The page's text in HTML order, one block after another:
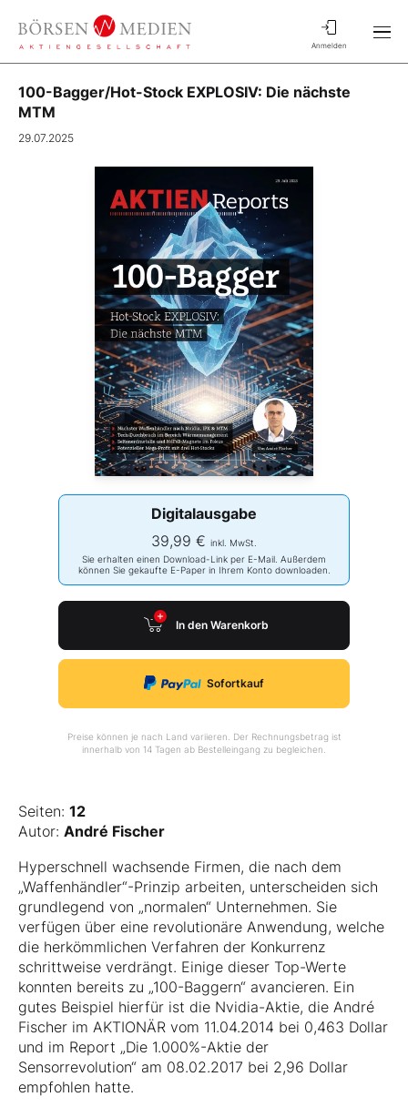
Anmelden
100-Bagger/Hot-Stock EXPLOSIV: Die nächste
MTM
29.07.2025
Digitalausgabe
39,99 € inkl. MwSt.
Sie erhalten einen Download-Link per E-Mail. Außerdem
können Sie gekaufte E-Paper in Ihrem Konto downloaden.
In den Warenkorb
Sofortkauf
Preise können je nach Land variieren. Der Rechnungsbetrag ist
innerhalb von 14 Tagen ab Bestelleingang zu begleichen.
Seiten: 12
Autor: André Fischer
Hyperschnell wachsende Firmen, die nach dem
„Waffenhändler“-Prinzip arbeiten, unterscheiden sich
grundlegend von „normalen“ Unternehmen. Sie
verfügen über eine revolutionäre Anwendung, welche
die herkömmlichen Verfahren der Konkurrenz
schrittweise verdrängt. Einige dieser Top-Werte
konnten bereits zu „100-Baggern“ avancieren. Ein
gutes Beispiel hierfür ist die Nvidia-Aktie, die André
Fischer im AKTIONÄR vom 11.04.2014 bei 0,463 Dollar
und im Report „Die 1.000%-Aktie der
Sensorrevolution“ am 08.02.2017 bei 2,96 Dollar
empfohlen hatte.